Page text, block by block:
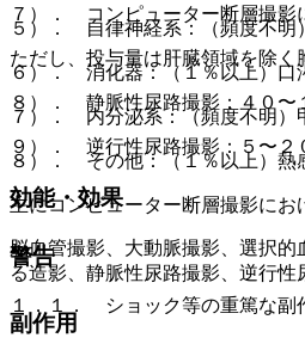
５）． 自律神経系：（頻度不明
６）． 消化器：（１％以上）口
７）． 内分泌系：（頻度不明）
８）． その他：（１％以上）熱
主にコンピューター断層撮影にお
警告
１．１． ショック等の重篤な副
７）． コンピューター断層撮影
ただし、投与量は肝臓領域を除
８）． 静脈性尿路撮影：４０〜
９）． 逆行性尿路撮影：５〜２
効能・効果
脳血管撮影、大動脈撮影、選択
る造影、静脈性尿路撮影、逆行性
副作用